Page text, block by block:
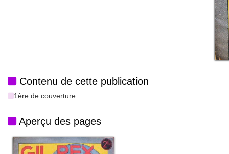
Contenu de cette publication
1ère de couverture
Aperçu des pages